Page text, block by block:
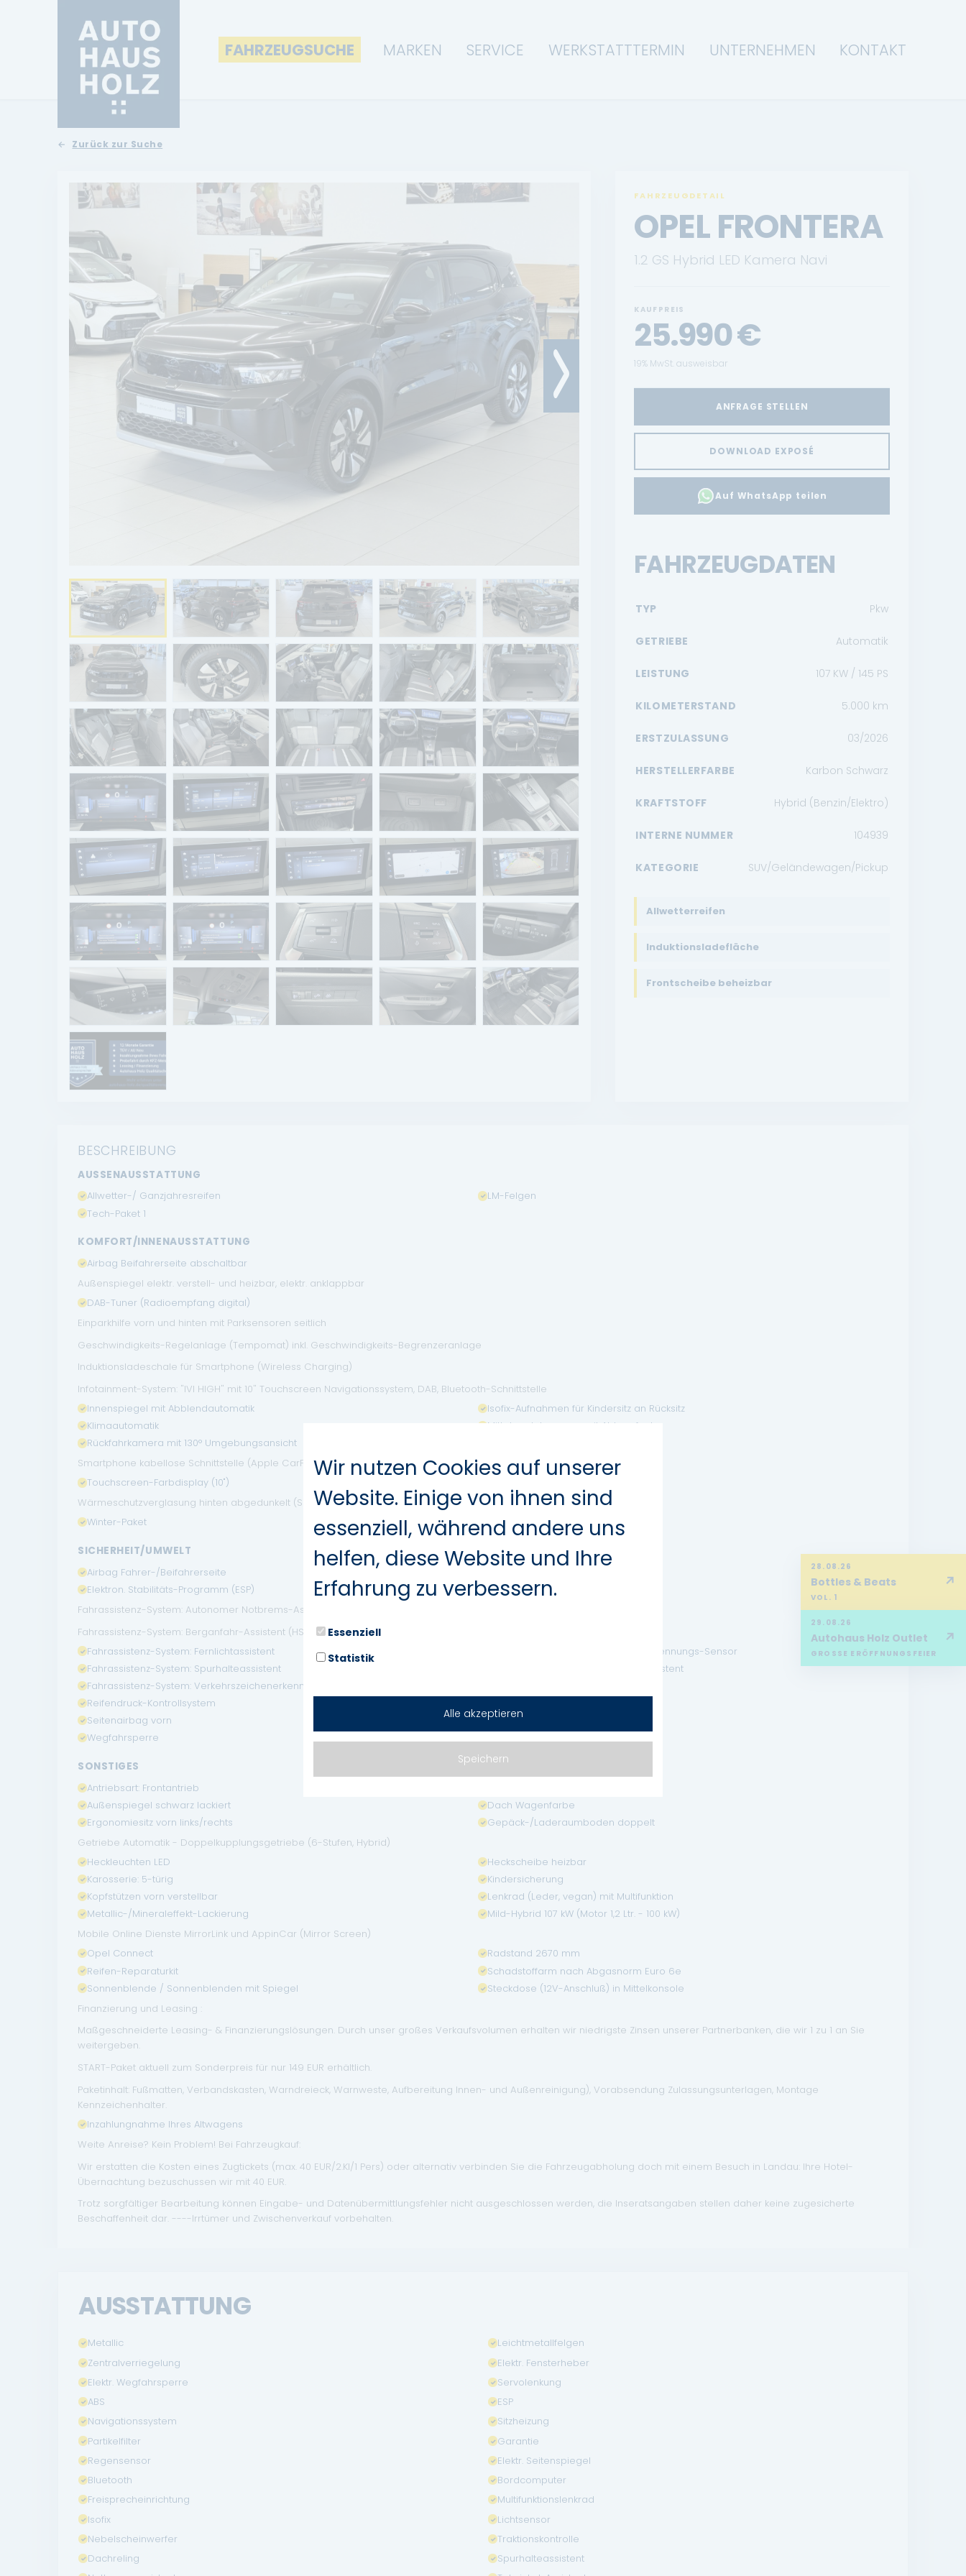
FAHRZEUGSUCHE MARKEN SERVICE WERKSTATTTERMIN UNTERNEHMEN KONTAKT
Zurück zur Suche
FAHRZEUGDETAIL
OPEL FRONTERA
1.2 GS Hybrid LED Kamera Navi
KAUFPREIS
25.990€
19% MwSt. ausweisbar
ANFRAGE STELLEN
DOWNLOAD EXPOSÉ
Auf WhatsApp teilen
FAHRZEUGDATEN
TYP Pkw
GETRIEBE Automatik
LEISTUNG 107 KW / 145 PS
KILOMETERSTAND 5.000 km
ERSTZULASSUNG 03/2026
HERSTELLERFARBE Karbon Schwarz
KRAFTSTOFF Hybrid (Benzin/Elektro)
INTERNE NUMMER 104939
KATEGORIE SUV/Geländewagen/Pickup
Allwetterreifen
Induktionsladefläche
Frontscheibe beheizbar
BESCHREIBUNG
AUSSENAUSSTATTUNG
Allwetter-/ Ganzjahresreifen
LM-Felgen
Tech-Paket 1
KOMFORT/INNENAUSSTATTUNG
Airbag Beifahrerseite abschaltbar
Außenspiegel elektr. verstell- und heizbar, elektr. anklappbar
DAB-Tuner (Radioempfang digital)
Einparkhilfe vorn und hinten mit Parksensoren seitlich
Geschwindigkeits-Regelanlage (Tempomat) inkl. Geschwindigkeits-Begrenzeranlage
Induktionsladeschale für Smartphone (Wireless Charging)
Infotainment-System: "IVI HIGH" mit 10" Touchscreen Navigationssystem, DAB, Bluetooth-Schnittstelle
Innenspiegel mit Abblendautomatik
Isofix-Aufnahmen für Kindersitz an Rücksitz
Klimaautomatik
Mittelarmlehne vorn mit Ablagefach
Rückfahrkamera mit 130° Umgebungsansicht
Smartphone kabellose Schnittstelle (Apple CarPlay & Android Auto)
Touchscreen-Farbdisplay (10")
Wärmeschutzverglasung hinten abgedunkelt (Solar-Protect)
Winter-Paket
SICHERHEIT/UMWELT
Airbag Fahrer-/Beifahrerseite
Elektron. Stabilitäts-Programm (ESP)
Fahrassistenz-System: Autonomer Notbrems-Assistent mit Frontkollisionswarnung und Fußgängererkennung
Fahrassistenz-System: Berganfahr-Assistent (HSA, Hill Start Assist)
Fahrassistenz-System: Fernlichtassistent
Fahrassistenz-System: Müdigkeitserkennungs-Sensor
Fahrassistenz-System: Spurhalteassistent
Fahrassistenz-System: Totwinkel-Assistent
Fahrassistenz-System: Verkehrszeichenerkennung
Reifendruck-Kontrollsystem
Seitenairbag vorn
Tagfahrlicht LED
Wegfahrsperre
SONSTIGES
Antriebsart: Frontantrieb
Außenspiegel schwarz lackiert
Dach Wagenfarbe
Ergonomiesitz vorn links/rechts
Gepäck-/Laderaumboden doppelt
Getriebe Automatik - Doppelkupplungsgetriebe (6-Stufen, Hybrid)
Heckleuchten LED
Heckscheibe heizbar
Karosserie: 5-türig
Kindersicherung
Kopfstützen vorn verstellbar
Lenkrad (Leder, vegan) mit Multifunktion
Metallic-/Mineraleffekt-Lackierung
Mild-Hybrid 107 kW (Motor 1,2 Ltr. - 100 kW)
Mobile Online Dienste MirrorLink und AppinCar (Mirror Screen)
Opel Connect
Radstand 2670 mm
Reifen-Reparaturkit
Schadstoffarm nach Abgasnorm Euro 6e
Sonnenblende / Sonnenblenden mit Spiegel
Steckdose (12V-Anschluß) in Mittelkonsole
Finanzierung und Leasing :
Maßgeschneiderte Leasing- & Finanzierungslösungen. Durch unser großes Verkaufsvolumen erhalten wir niedrigste Zinsen unserer Partnerbanken, die wir 1 zu 1 an Sie
weitergeben.
START-Paket aktuell zum Sonderpreis für nur 149 EUR erhältlich.
Paketinhalt: Fußmatten, Verbandskasten, Warndreieck, Warnweste, Aufbereitung Innen- und Außenreinigung), Vorabsendung Zulassungsunterlagen, Montage
Kennzeichenhalter.
Inzahlungnahme Ihres Altwagens
Weite Anreise? Kein Problem! Bei Fahrzeugkauf:
Wir erstatten die Kosten eines Zugtickets (max. 40 EUR/2.Kl/1 Pers) oder alternativ verbinden Sie die Fahrzeugabholung doch mit einem Besuch in Landau: Ihre Hotel-
Übernachtung bezuschussen wir mit 40 EUR.
Trotz sorgfältiger Bearbeitung können Eingabe- und Datenübermittlungsfehler nicht ausgeschlossen werden, die Inseratsangaben stellen daher keine zugesicherte
Beschaffenheit dar. ----Irrtümer und Zwischenverkauf vorbehalten.
AUSSTATTUNG
Metallic
Leichtmetallfelgen
Zentralverriegelung
Elektr. Fensterheber
Elektr. Wegfahrsperre
Servolenkung
ABS
ESP
Navigationssystem
Sitzheizung
Partikelfilter
Garantie
Regensensor
Elektr. Seitenspiegel
Bluetooth
Bordcomputer
Freisprecheinrichtung
Multifunktionslenkrad
Isofix
Lichtsensor
Nebelscheinwerfer
Traktionskontrolle
Dachreling
Spurhalteassistent
28.08.26
Bottles & Beats
VOL. 1
↗
29.08.26
Autohaus Holz Outlet
GROSSE ERÖFFNUNGSFEIER
↗
Wir nutzen Cookies auf unserer
Website. Einige von ihnen sind
essenziell, während andere uns
helfen, diese Website und Ihre
Erfahrung zu verbessern.
Essenziell
Statistik
Alle akzeptieren
Speichern